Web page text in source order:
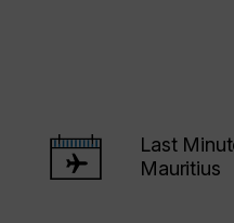
Last
Mauritius